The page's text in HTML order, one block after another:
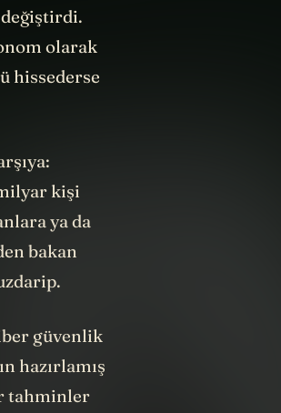
değiştirdi.
olarak
hissederse
kişi
ya da
bakan
güvenlik
hazırlamış
tahminler